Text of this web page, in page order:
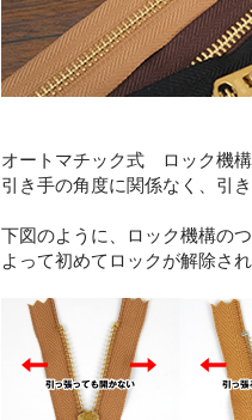
オートマチック式 ロック機
引き手の角度に関係なく、引
下図のように、ロック機構の
よって初めてロックが解除さ